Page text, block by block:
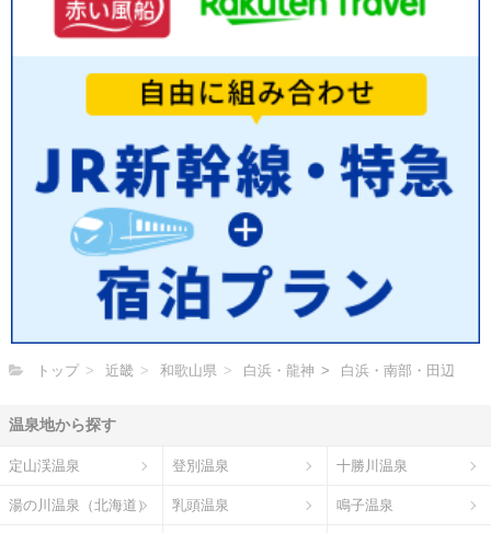
トップ 近畿 和歌山県 白浜・龍神 白浜・南部・田辺
温泉地から探す
定山渓温泉 登別温泉 十勝川温泉
湯の川温泉（北海道） 乳頭温泉 鳴子温泉